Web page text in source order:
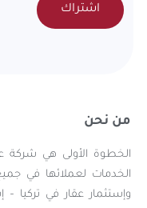
اشتراك
من نحن
الخدمات لعملائها في
وإستثمار عقار في تركيا